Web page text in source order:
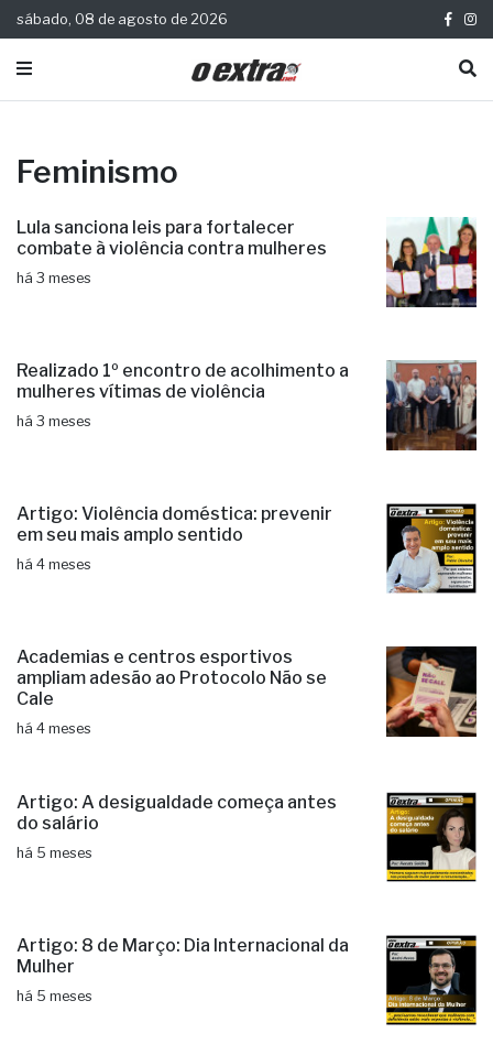
sábado, 08 de agosto de 2026
Feminismo
Lula sanciona leis para fortalecer
combate à violência contra mulheres
há 3 meses
Realizado 1º encontro de acolhimento a
mulheres vítimas de violência
há 3 meses
Artigo: Violência doméstica: prevenir
em seu mais amplo sentido
há 4 meses
Academias e centros esportivos
ampliam adesão ao Protocolo Não se
Cale
há 4 meses
Artigo: A desigualdade começa antes
do salário
há 5 meses
Artigo: 8 de Março: Dia Internacional da
Mulher
há 5 meses